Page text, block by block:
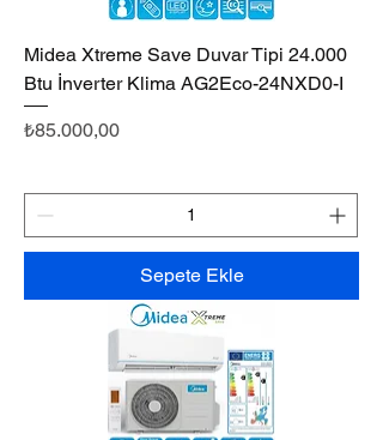
Midea Xtreme Save Duvar Tipi 24.000
Btu İnverter Klima AG2Eco-24NXD0-I
Fiyat
₺85.000,00
Sepete Ekle